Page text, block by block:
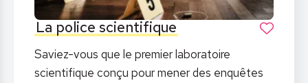
La police scientifique
Saviez-vous que le premier laboratoire
scientifique conçu pour mener des enquêtes